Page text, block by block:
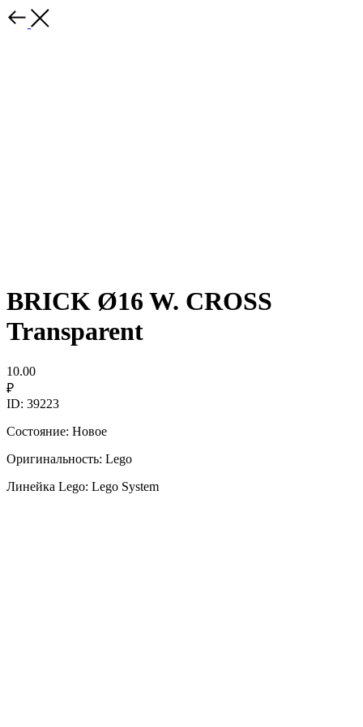
BRICK Ø16 W. CROSS
Transparent
10.00
₽
ID: 39223
Состояние: Новое
Оригинальность: Lego
Линейка Lego: Lego System